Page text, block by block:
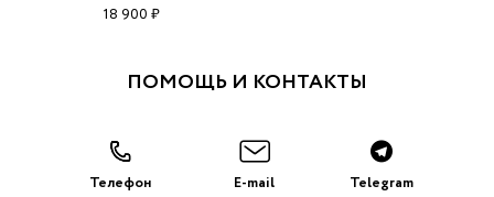
18 900 ₽
ПОМОЩЬ И КОНТАКТЫ
Телефон E-mail Telegram